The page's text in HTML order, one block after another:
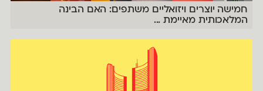
חמישה יוצרים ויזואליים משתפים: האם הבינה
המלאכותית מאיימת...